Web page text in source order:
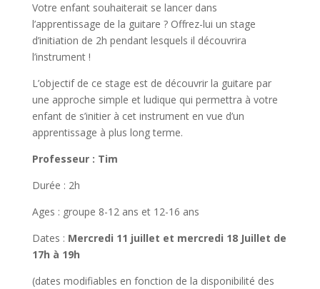
Votre enfant souhaiterait se lancer dans
l’apprentissage de la guitare ? Offrez-lui un stage
d’initiation de 2h pendant lesquels il découvrira
l’instrument !
L’objectif de ce stage est de découvrir la guitare par
une approche simple et ludique qui permettra à votre
enfant de s’initier à cet instrument en vue d’un
apprentissage à plus long terme.
Professeur : Tim
Durée : 2h
Ages : groupe 8-12 ans et 12-16 ans
Dates : Mercredi 11 juillet et mercredi 18 Juillet de
17h à 19h
(dates modifiables en fonction de la disponibilité des